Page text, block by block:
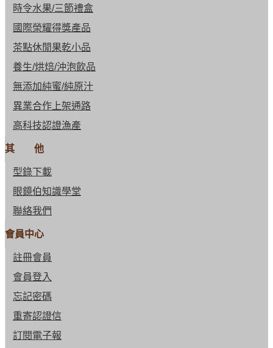
時令水果/三節禮盒
國際榮耀得獎產品
茶點休閒果乾小品
養生/烘焙/沖泡飲品
無添加純蜜/純原汁
異業合作上架通路
高科技認證漁產
其 他
型錄下載
眼鏡伯知識學堂
聯絡我們
會員中心
註冊會員
會員登入
忘記密碼
重寄認證信
訂閱電子報